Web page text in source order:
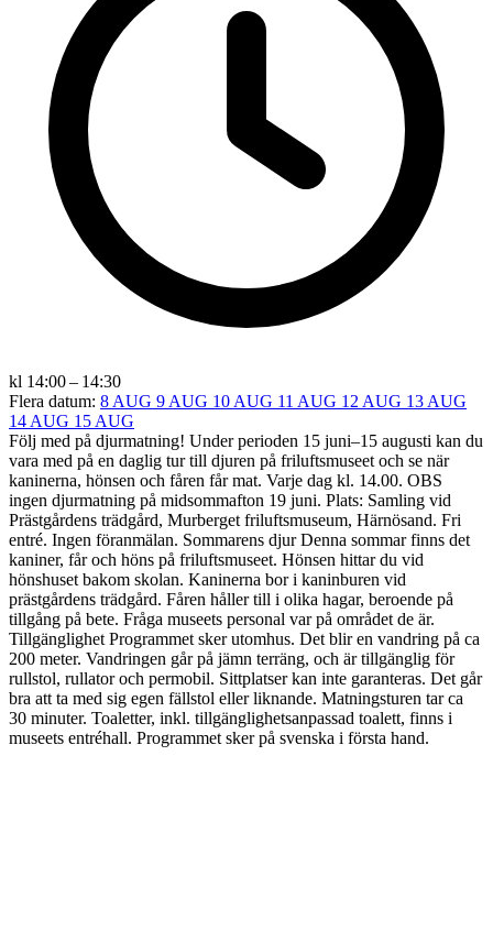
kl 14:00 – 14:30
Flera datum: 8 AUG 9 AUG 10 AUG 11 AUG 12 AUG 13 AUG
14 AUG 15 AUG
Följ med på djurmatning! Under perioden 15 juni–15 augusti kan du
vara med på en daglig tur till djuren på friluftsmuseet och se när
kaninerna, hönsen och fåren får mat. Varje dag kl. 14.00. OBS
ingen djurmatning på midsommafton 19 juni. Plats: Samling vid
Prästgårdens trädgård, Murberget friluftsmuseum, Härnösand. Fri
entré. Ingen föranmälan. Sommarens djur Denna sommar finns det
kaniner, får och höns på friluftsmuseet. Hönsen hittar du vid
hönshuset bakom skolan. Kaninerna bor i kaninburen vid
prästgårdens trädgård. Fåren håller till i olika hagar, beroende på
tillgång på bete. Fråga museets personal var på området de är.
Tillgänglighet Programmet sker utomhus. Det blir en vandring på ca
200 meter. Vandringen går på jämn terräng, och är tillgänglig för
rullstol, rullator och permobil. Sittplatser kan inte garanteras. Det går
bra att ta med sig egen fällstol eller liknande. Matningsturen tar ca
30 minuter. Toaletter, inkl. tillgänglighetsanpassad toalett, finns i
museets entréhall. Programmet sker på svenska i första hand.